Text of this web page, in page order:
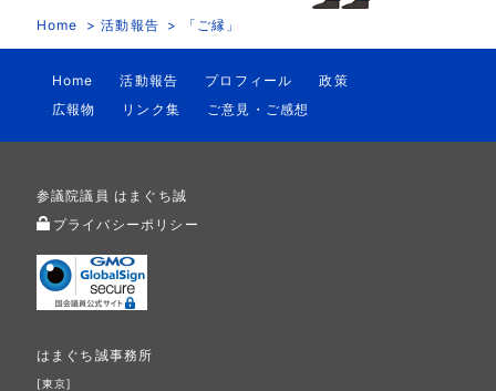
Home 活動報告 「ご縁」
Home 活動報告 プロフィール
政策
広報物
リンク集 ご意見・ご感想
参議院議員 はまぐち誠
プライバシーポリシー
はまぐち誠事務所
[東京]